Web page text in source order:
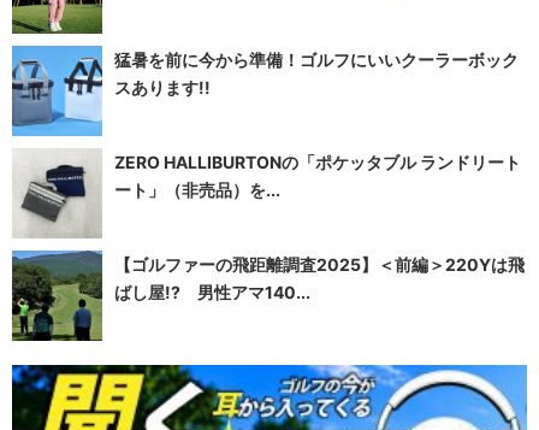
猛暑を前に今から準備！ゴルフにいいクーラーボック
スあります!!
ZERO HALLIBURTONの「ポケッタブル ランドリート
ート」（非売品）を...
【ゴルファーの飛距離調査2025】＜前編＞220Yは飛
ばし屋!? 男性アマ140...